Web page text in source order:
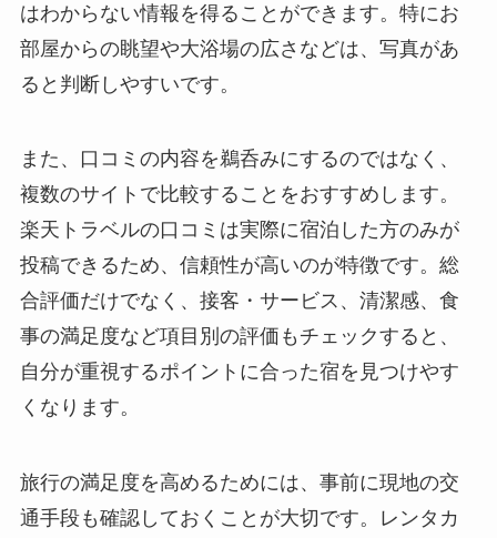
はわからない情報を得ることができます。特にお
部屋からの眺望や大浴場の広さなどは、写真があ
ると判断しやすいです。
また、口コミの内容を鵜呑みにするのではなく、
複数のサイトで比較することをおすすめします。
楽天トラベルの口コミは実際に宿泊した方のみが
投稿できるため、信頼性が高いのが特徴です。総
合評価だけでなく、接客・サービス、清潔感、食
事の満足度など項目別の評価もチェックすると、
自分が重視するポイントに合った宿を見つけやす
くなります。
旅行の満足度を高めるためには、事前に現地の交
通手段も確認しておくことが大切です。レンタカ